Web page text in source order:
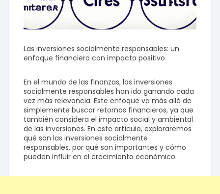
Las inversiones socialmente responsables: un
enfoque financiero con impacto positivo
En el mundo de las finanzas, las inversiones
socialmente responsables han ido ganando cada
vez más relevancia. Este enfoque va más allá de
simplemente buscar retornos financieros, ya que
también considera el impacto social y ambiental
de las inversiones. En este artículo, exploraremos
qué son las inversiones socialmente
responsables, por qué son importantes y cómo
pueden influir en el crecimiento económico.